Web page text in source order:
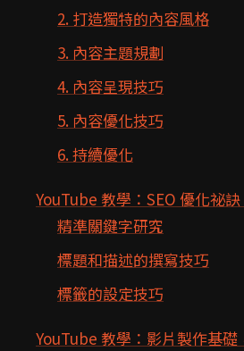
2. 打造獨特的內容風格
3. 內容主題規劃
4. 內容呈現技巧
5. 內容優化技巧
6. 持續優化
YouTube 教學：SEO 優化祕
精準關鍵字研究
標題和描述的撰寫技巧
標籤的設定技巧
YouTube 教學：影片製作基礎